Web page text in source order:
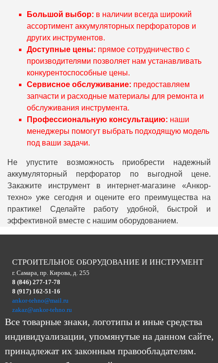
Большой выбор: в наличии всегда широкий
ассортимент аккумуляторных перфораторов и
других инструментов.
Доступные цены: прямое сотрудничество с
производителями позволяет нам устанавливать
конкурентоспособные цены.
Сервисное обслуживание: предоставляем
запчасти и расходные материалы для ремонта и
обслуживания инструмента.
Профессиональную консультацию: наши
менеджеры помогут выбрать подходящую модель
под ваши задачи.
Не упустите возможность приобрести надежный
аккумуляторный перфоратор по выгодной цене.
Закажите инструмент в интернет-магазине «Анкор-
техно» уже сегодня и оцените его преимущества на
практике! Сделайте работу удобной, быстрой и
эффективной вместе с нашим оборудованием.
СТРОИТЕЛЬНОЕ ОБОРУДОВАНИЕ И ИНСТРУМЕНТ
г. Самара, пр. Кирова, д. 255
8 (846) 277-17-78
8 (917) 162-51-16
ankor-tehno@mail.ru
zakaz@ankor-tehno.ru
Все товарные знаки, логотипы и иные средства
индивидуализации, упомянутые на данном сайте,
принадлежат их законным правообладателям.